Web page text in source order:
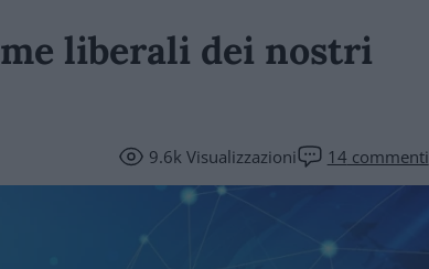
liberali dei nostri
9.6kVisualizzazioni 14 commenti